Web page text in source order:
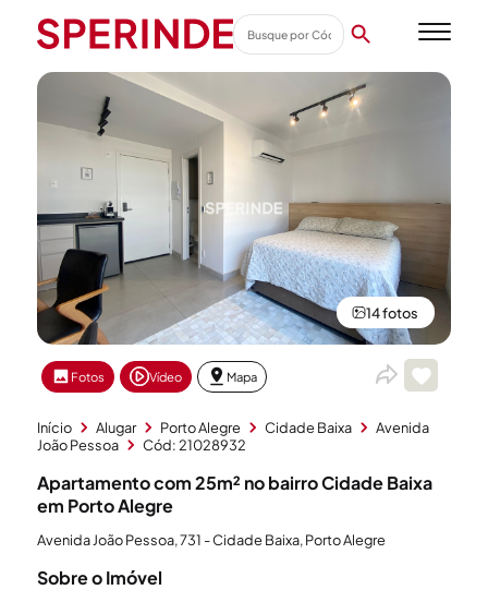
14 fotos
Fotos Vídeo Mapa
Início Alugar Porto Alegre Cidade Baixa
Avenida
João Pessoa
Cód: 21028932
Apartamento com 25m² no bairro Cidade Baixa
em Porto Alegre
Avenida João Pessoa, 731 - Cidade Baixa, Porto Alegre
Sobre o Imóvel